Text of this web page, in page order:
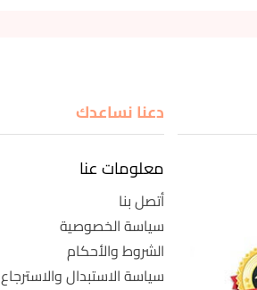
دعنا نساعدك
معلومات عنا
أتصل بنا
سياسة الخصوصية
الشروط والأحكام
سياسة الاستبدال والاسترجاع